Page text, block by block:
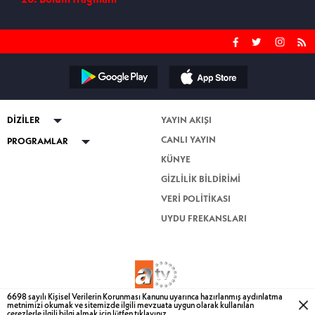
DİZİLER
ABİ
PROGRAMLAR
Mutfak Bahane
Dizi TV
YAYIN AKIŞI
CANLI YAYIN
KÜNYE
GİZLİLİK BİLDİRİMİ
VERİ POLİTİKASI
UYDU FREKANSLARI
6698 sayılı Kişisel Verilerin Korunması Kanunu uyarınca hazırlanmış aydınlatma
metnimizi okumak ve sitemizde ilgili mevzuata uygun olarak kullanılan
BİZE ULAŞIN